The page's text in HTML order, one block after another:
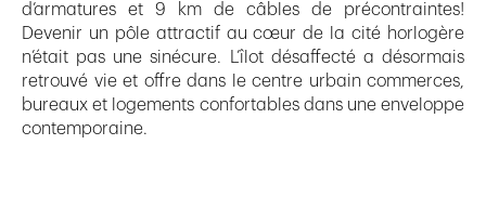
d’armatures et 9 km de câbles de précontraintes!
Devenir un pôle attractif au cœur de la cité horlogère
n’était pas une sinécure. L’îlot désaffecté a désormais
retrouvé vie et offre dans le centre urbain commerces,
bureaux et logements confortables dans une enveloppe
contemporaine.